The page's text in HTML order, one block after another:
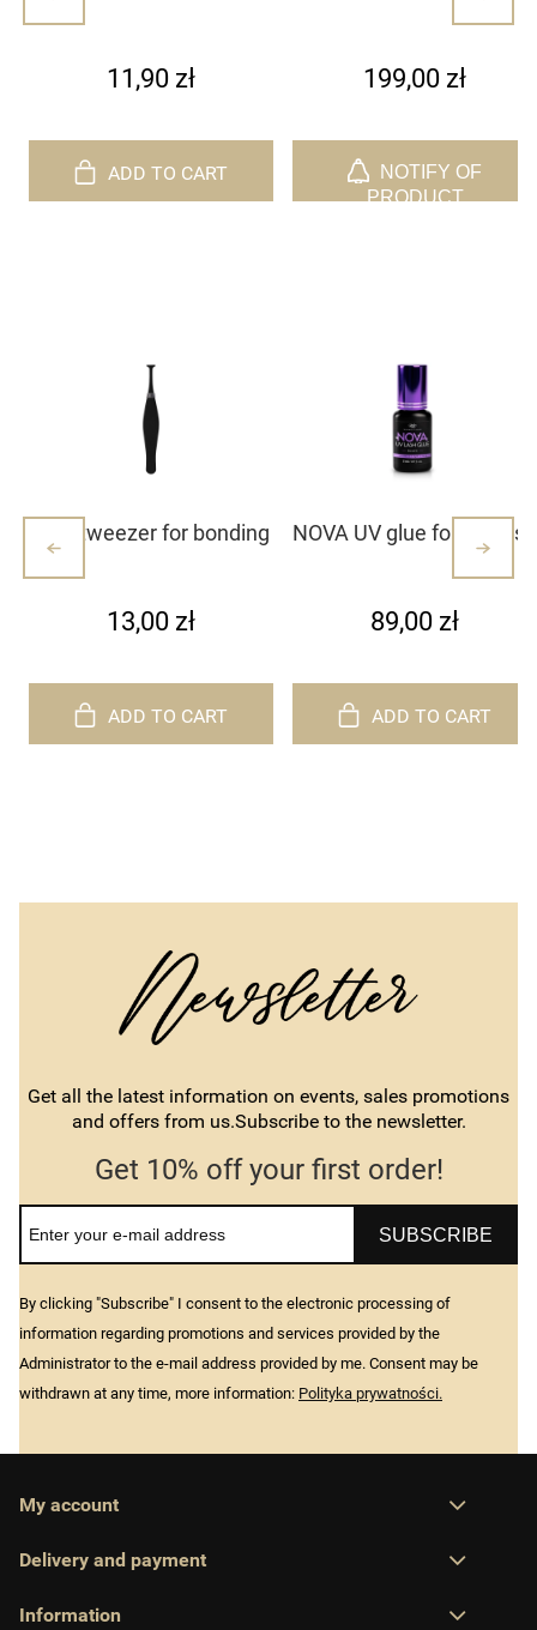
Step 1 sachet 1 ml
11,90 zł
ADD TO CART
199,00 zł
NOTIFY OF
PRODUCT
Mini tweezer for bonding
13,00 zł
ADD TO CART
NOVA UV glue for eyelash
89,00 zł
ADD TO CART
Get all the latest information on events, sales promotions
and offers from us.Subscribe to the newsletter.
Get 10% off your first order!
SUBSCRIBE
By clicking "Subscribe" I consent to the electronic processing of
information regarding promotions and services provided by the
Administrator to the e-mail address provided by me. Consent may be
withdrawn at any time, more information: Polityka prywatności.
My account
Delivery and payment
Information